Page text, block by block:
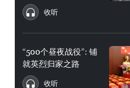
收听
“500个昼夜战役”: 铺
就英烈归家之路
收听